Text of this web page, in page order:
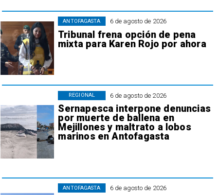
6 de agosto de 2026
Tribunal frena opción de pena
mixta para Karen Rojo por ahora
ANTOFAGASTA
6 de agosto de 2026
Sernapesca interpone denuncias
por muerte de ballena en
Mejillones y maltrato a lobos
marinos en Antofagasta
REGIONAL
6 de agosto de 2026
ANTOFAGASTA